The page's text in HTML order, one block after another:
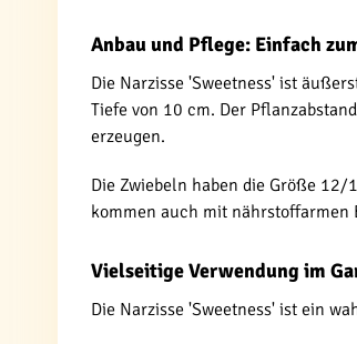
Anbau und Pflege: Einfach
Die Narzisse 'Sweetness' ist
Tiefe von 10 cm. Der
erzeugen.
Die Zwiebeln haben die Größe
kommen auch mit nährstoffarmen
Vielseitige Verwendung im
Die Narzisse 'Sweetness' ist ein